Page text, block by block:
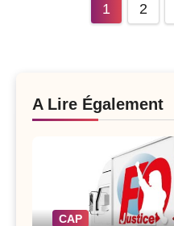
1 2
A Lire Également
CAP